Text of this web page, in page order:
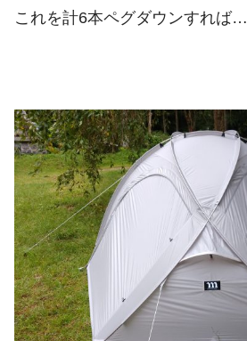
これを計6本ペグダウンすれば…